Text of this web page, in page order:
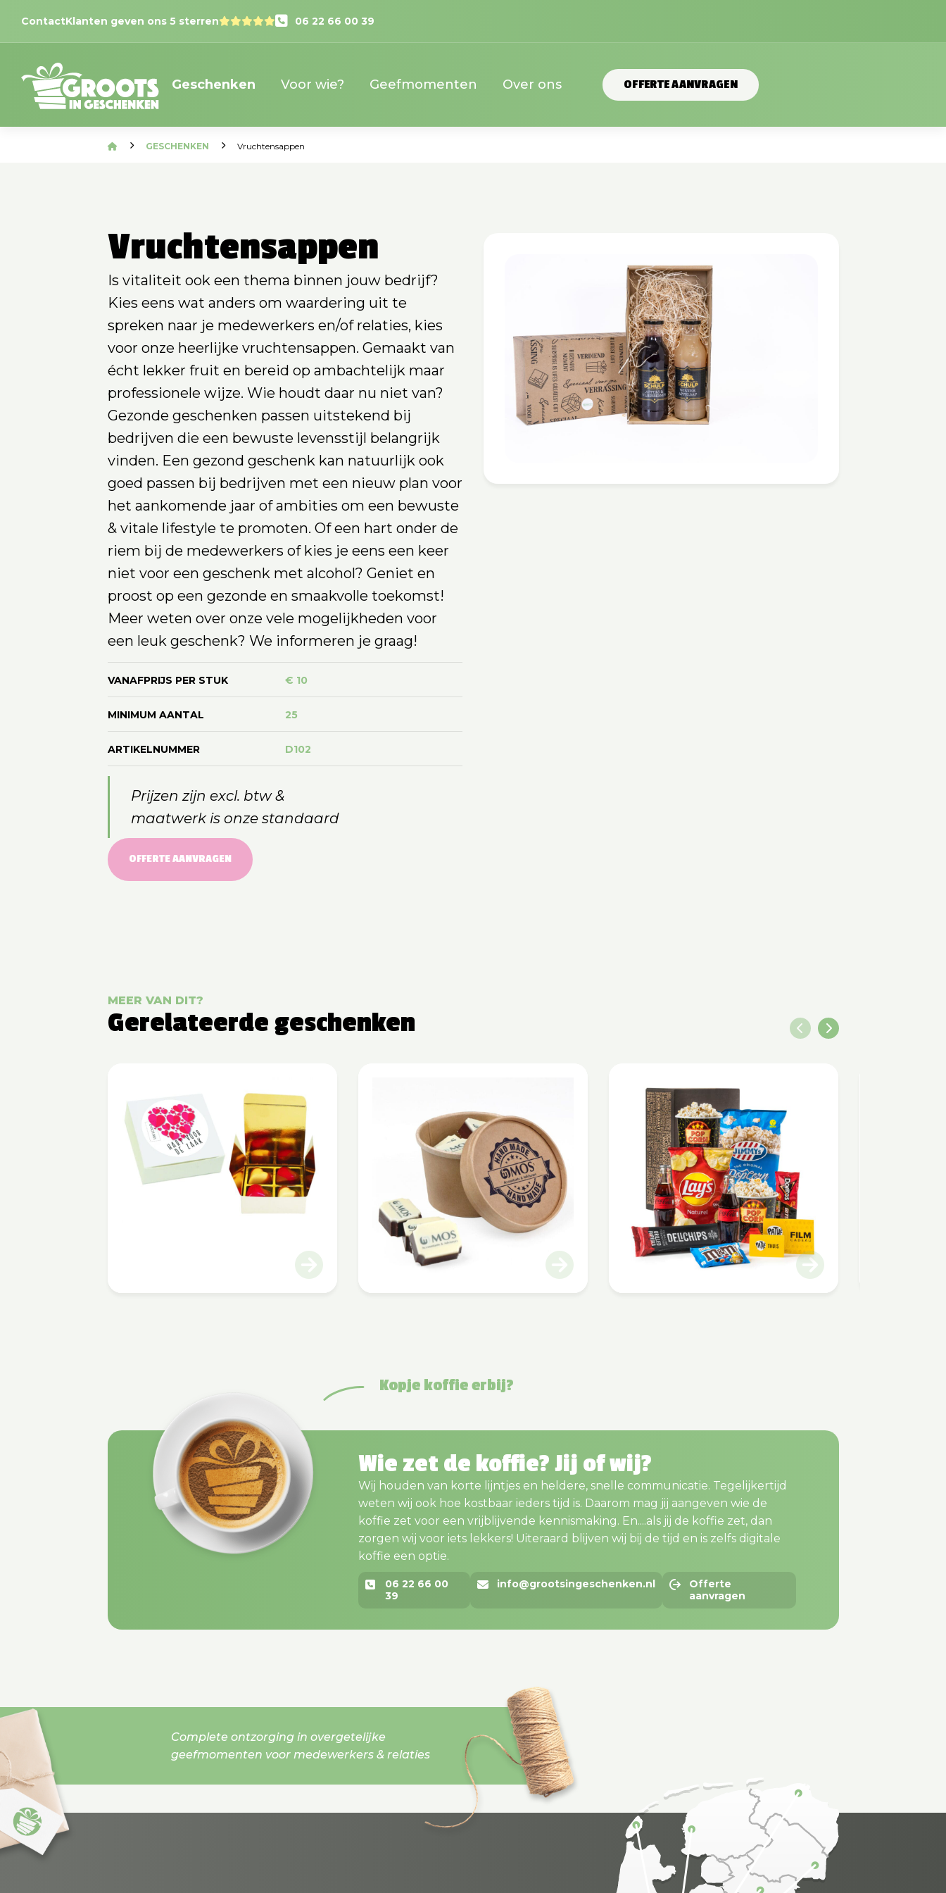
Geschenken Voor wie? Geefmomenten Over ons OFFERTE AANVRAGEN
ContactKlanten geven ons 5 sterren 06 22 66 00 39
GESCHENKEN Vruchtensappen
Vruchtensappen
Is vitaliteit ook een thema binnen jouw bedrijf?
Kies eens wat anders om waardering uit te
spreken naar je medewerkers en/of relaties, kies
voor onze heerlijke vruchtensappen. Gemaakt van
écht lekker fruit en bereid op ambachtelijk maar
professionele wijze. Wie houdt daar nu niet van?
Gezonde geschenken passen uitstekend bij
bedrijven die een bewuste levensstijl belangrijk
vinden. Een gezond geschenk kan natuurlijk ook
goed passen bij bedrijven met een nieuw plan voor
het aankomende jaar of ambities om een bewuste
& vitale lifestyle te promoten. Of een hart onder de
riem bij de medewerkers of kies je eens een keer
niet voor een geschenk met alcohol? Geniet en
proost op een gezonde en smaakvolle toekomst!
Meer weten over onze vele mogelijkheden voor
een leuk geschenk? We informeren je graag!
VANAFPRIJS PER STUK € 10
MINIMUM AANTAL 25
ARTIKELNUMMER D102
Prijzen zijn excl. btw &
maatwerk is onze standaard
OFFERTE AANVRAGEN
MEER VAN DIT?
Gerelateerde geschenken
Kopje koffie erbij?
Wie zet de koffie? Jij of wij?
Wij houden van korte lijntjes en heldere, snelle communicatie. Tegelijkertijd
weten wij ook hoe kostbaar ieders tijd is. Daarom mag jij aangeven wie de
koffie zet voor een vrijblijvende kennismaking. En....als jij de koffie zet, dan
zorgen wij voor iets lekkers! Uiteraard blijven wij bij de tijd en is zelfs digitale
koffie een optie.
06 22 66 00
39
info@grootsingeschenken.nl
Offerte
aanvragen
Complete ontzorging in overgetelijke
geefmomenten voor medewerkers & relaties